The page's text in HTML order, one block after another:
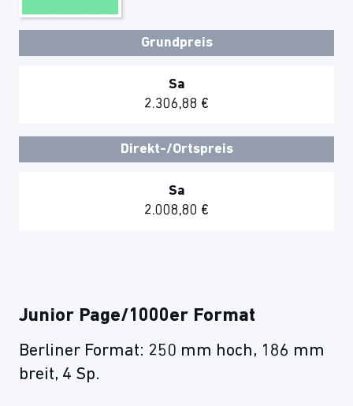
Grundpreis
Sa
2.306,88 €
Direkt-/Ortspreis
Sa
2.008,80 €
Junior Page/1000er Format
Berliner Format: 250 mm hoch, 186 mm
breit, 4 Sp.